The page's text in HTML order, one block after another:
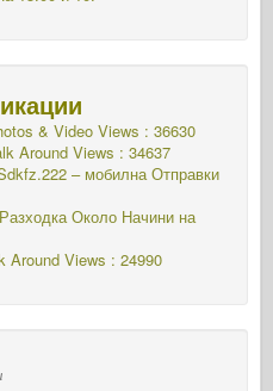
& Video Views : 36630
Around Views : 34637
– мобилнаОтправки
Около Начини на
Around Views : 24990